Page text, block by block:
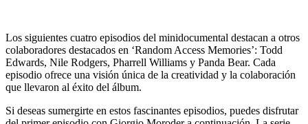
Los siguientes cuatro episodios del minidocumental destacan a otros
colaboradores destacados en ‘Random Access Memories’: Todd
Edwards, Nile Rodgers, Pharrell Williams y Panda Bear. Cada
episodio ofrece una visión única de la creatividad y la colaboración
que llevaron al éxito del álbum.
Si deseas sumergirte en estos fascinantes episodios, puedes disfrutar